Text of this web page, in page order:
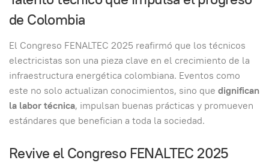
de Colombia
El Congreso FENALTEC 2025 reafirmó que los técnicos
electricistas son una pieza clave en el crecimiento de la
infraestructura energética colombiana. Eventos como
este no solo actualizan conocimientos, sino que dignifican
la labor técnica, impulsan buenas prácticas y promueven
estándares que benefician a toda la sociedad.
Revive el Congreso FENALTEC 2025